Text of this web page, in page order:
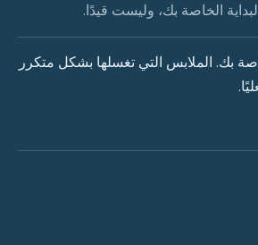
الخاصة بك، وليست قيدًا.
بك. الملابس التي تغسلها بشكل متكرر